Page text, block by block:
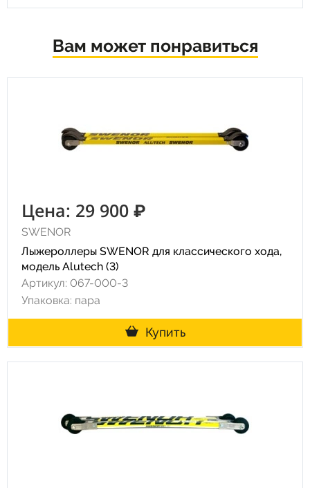
Вам может понравиться
Цена: 29 900 ₽
SWENOR
Лыжероллеры SWENOR для классического хода,
модель Alutech (3)
Артикул: 067-000-3
Упаковка: пара
Купить